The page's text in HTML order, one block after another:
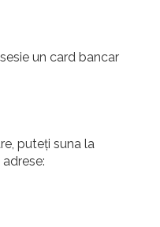
un card bancar
puteți suna la